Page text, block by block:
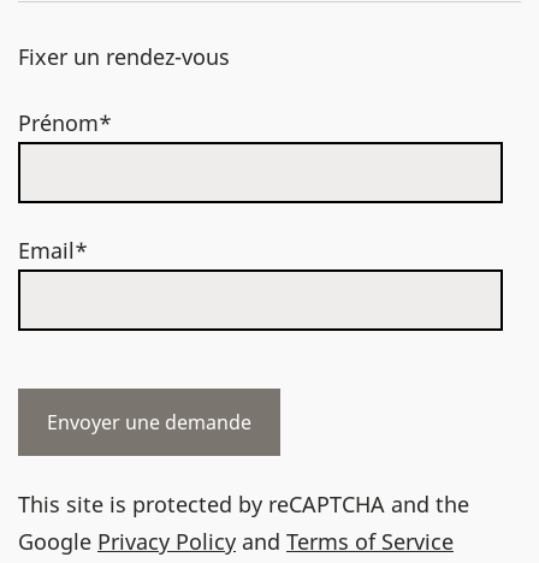
Fixer un rendez-vous
Prénom*
Email*
This site is protected by reCAPTCHA and the
Google Privacy Policy and Terms of Service